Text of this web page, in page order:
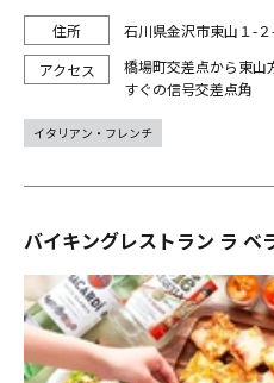
石川県金沢市東山１-２
橋場町交差点から東山
すぐの信号交差点角
イタリアン・フレンチ
バイキングレストラン ラ ベ